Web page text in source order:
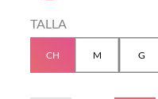
TALLA
CH M G